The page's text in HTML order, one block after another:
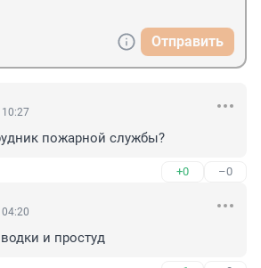
Отправить
10:27
пожарной службы?
+0 –0
04:20
и простуд